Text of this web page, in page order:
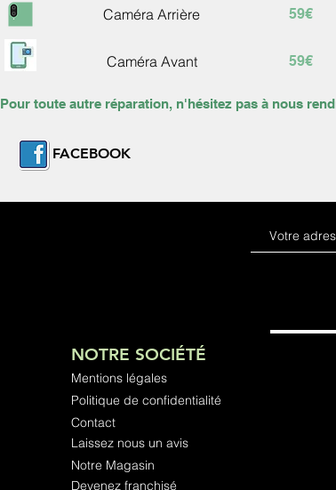
Caméra Arrière
Caméra Avant
59€
59€
Pour toute autre réparation, n'hésitez pas à nous
FACEBOOK
NOTRE SOCIÉTÉ
Mentions légales
Politique de confidentialité
Contact
Laissez nous un avis
Notre Magasin
Devenez franchisé